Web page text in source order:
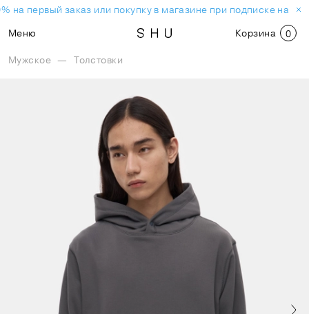
на первый заказ или покупку в магазине при подписке на
Меню
Корзина 0
Мужское — Толстовки